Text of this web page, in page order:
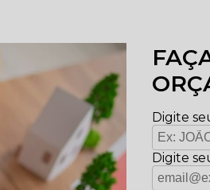
Digite
Digite